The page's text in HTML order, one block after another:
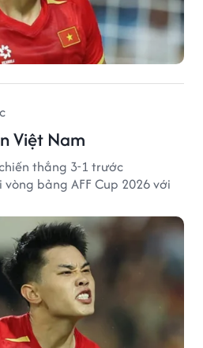
Việt Nam
thắng 3-1 trước
bảng AFF Cup 2026 với